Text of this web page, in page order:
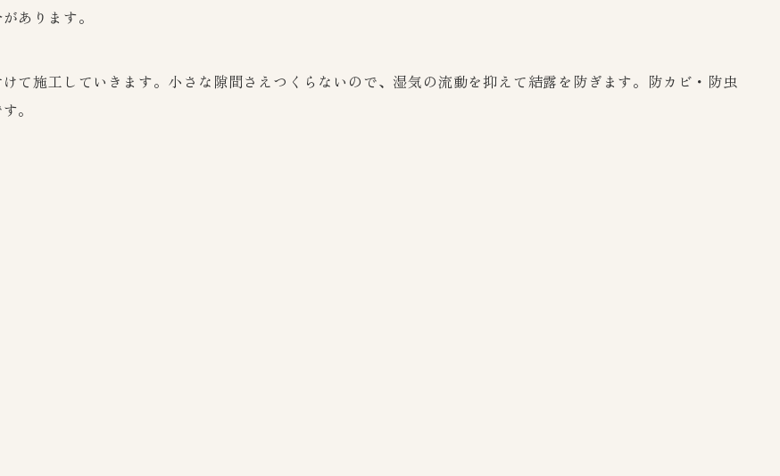
あります。
て施工していきます。小さな隙間さえつくらないので、湿気の流動を抑えて結露を防ぎます。防カビ・防虫
。